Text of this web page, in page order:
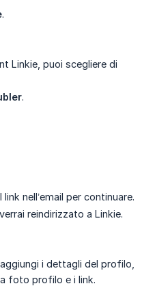
.
Linkie, puoi scegliere di
.
link nell’email per continuare.
reindirizzato a Linkie.
i dettagli del profilo,
foto profilo e i link.